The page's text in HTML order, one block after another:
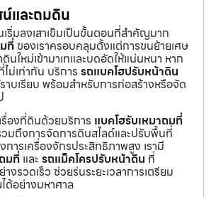
และถมดิน
ริ่มลงเสาเข็มเป็นขั้นตอนที่สำคัญมาก
ที่ของเราครอบคลุมตั้งแต่การขนย้ายเศษ
นใหม่เข้ามาเทและบดอัดให้แน่นหนา หาก
ม่เท่ากัน บริการ รถแบคโฮปรับหน้าดิน
าบเรียบ พร้อมสำหรับการก่อสร้างหรือจัด
องที่ดินด้วยบริการ แบคโฮรับเหมาถมที่
มถึงการจัดการดินสไลด์และปรับพื้นที่
ารเครื่องจักรประสิทธิภาพสูง เรามี
มที่ และ รถแม็คโครปรับหน้าดิน ที่
งรวดเร็ว ช่วยร่นระยะเวลาการเตรียม
อย่างมหาศาล